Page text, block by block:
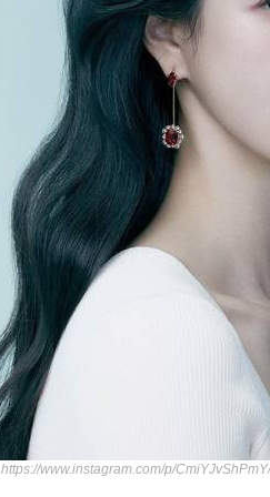
https://www.instagram.com/p/CmiYJvShPmY/